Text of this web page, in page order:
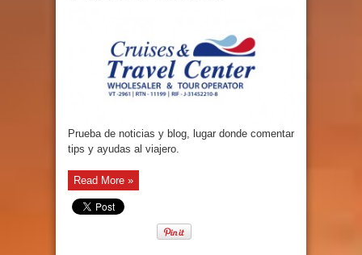
Prueba de noticias y blog, lugar donde comentar
tips y ayudas al viajero.
Read More »